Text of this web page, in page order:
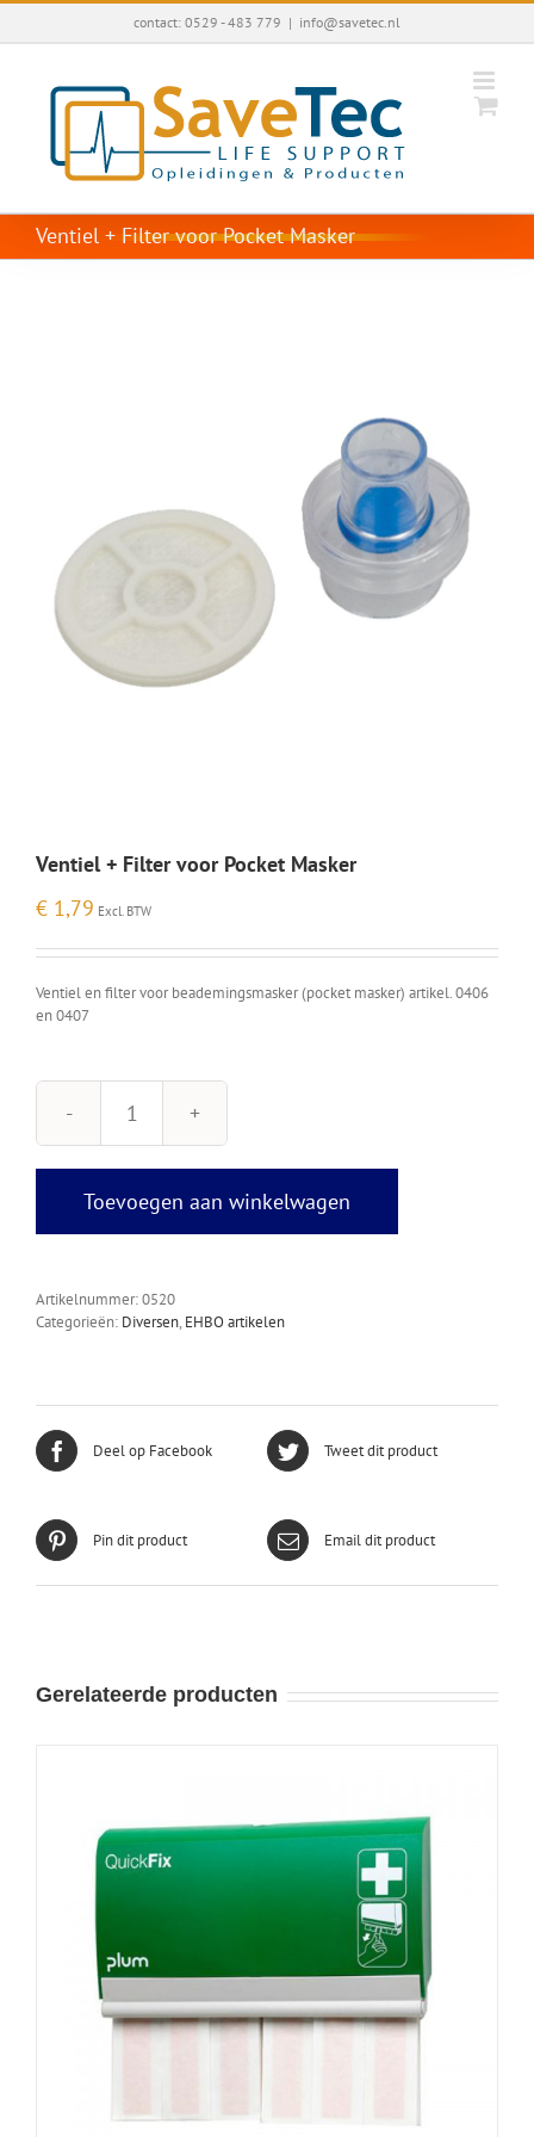
Ga
contact: 0529 - 483 779 | info@savetec.nl
Ventiel + Filter voor Pocket Masker
Ventiel + Filter voor Pocket Masker
€ 1,79 Excl. BTW
Ventiel en filter voor beademingsmasker (pocket masker) artikel. 0406
en 0407
Ventiel
+
Filter
Pocket
Masker
Toevoegen aan winkelwagen
Artikelnummer:0520
Categorieën: Diversen, EHBO artikelen
Deel op Facebook Tweet dit product
Pin dit product Email dit product
Gerelateerde producten